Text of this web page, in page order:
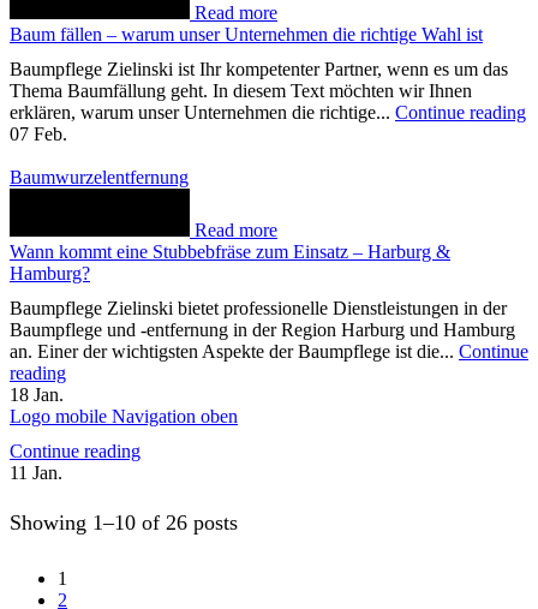
Read more
Baum fällen – warum unser Unternehmen die richtige Wahl ist
Baumpflege Zielinski ist Ihr kompetenter Partner, wenn es um das
Thema Baumfällung geht. In diesem Text möchten wir Ihnen
erklären, warum unser Unternehmen die richtige... Continue reading
07 Feb.
Baumwurzelentfernung
Read more
Wann kommt eine Stubbebfräse zum Einsatz – Harburg &
Hamburg?
Baumpflege Zielinski bietet professionelle Dienstleistungen in der
Baumpflege und -entfernung in der Region Harburg und Hamburg
an. Einer der wichtigsten Aspekte der Baumpflege ist die... Continue
reading
18 Jan.
Logo mobile Navigation oben
Continue reading
11 Jan.
Showing 1–10 of 26 posts
1
2